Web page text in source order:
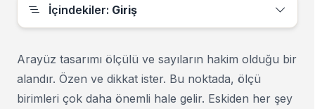
İçindekiler: Giriş
Arayüz tasarımı ölçülü ve sayıların hakim olduğu bir
alandır. Özen ve dikkat ister. Bu noktada, ölçü
birimleri çok daha önemli hale gelir. Eskiden her şey